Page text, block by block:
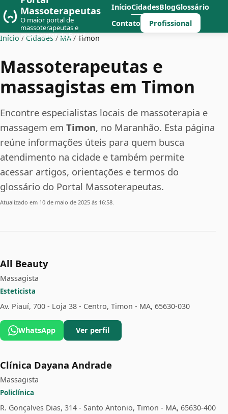
Massoterapeutas
O maior portal de
massoterapeutas e
massagistas do Brasil
InícioCidadesBlogGlossário
Contato
Profissional
Início / Cidades / MA / Timon
Massoterapeutas e
massagistas em Timon
Encontre especialistas locais de massoterapia e
massagem em Timon, no Maranhão. Esta página
reúne informações úteis para quem busca
atendimento na cidade e também permite
acessar artigos, orientações e termos do
glossário do Portal Massoterapeutas.
Atualizado em 10 de maio de 2025 às 16:58.
All Beauty
Massagista
Esteticista
Av. Piauí, 700 - Loja 38 - Centro, Timon - MA, 65630-030
WhatsApp Ver perfil
Clínica Dayana Andrade
Massagista
Policlínica
R. Gonçalves Dias, 314 - Santo Antonio, Timon - MA, 65630-400